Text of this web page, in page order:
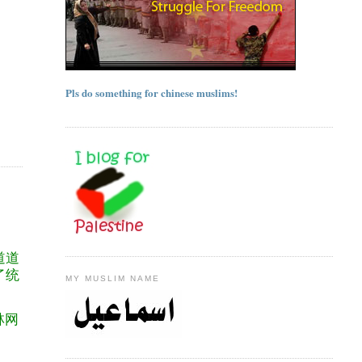
道
统
网
Pls do something for chinese muslims!
MY MUSLIM NAME